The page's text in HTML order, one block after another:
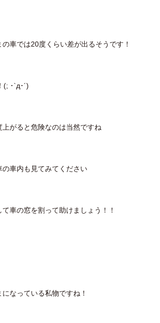
車では20度くらい差が出るそうです！
(; ･`д･´)
がると危険なのは当然ですね
車内も見てみてください
車の窓を割って助けましょう！！
なっている私物ですね！